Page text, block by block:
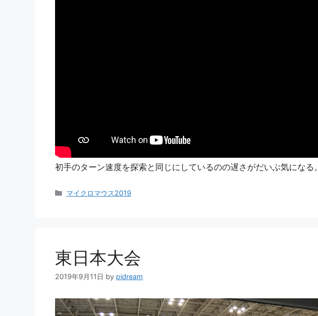
初手のターン速度を探索と同じにしているのの遅さがだいぶ気になる。
カ
マイクロマウス2019
東日本大会
2019年9月11日 by pidream